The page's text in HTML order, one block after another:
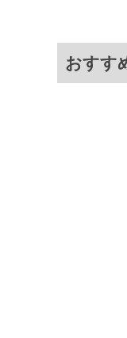
おすす